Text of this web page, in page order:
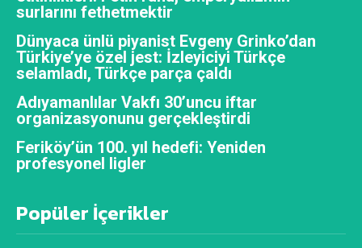
surlarını fethetmektir
Dünyaca ünlü piyanist Evgeny Grinko’dan
Türkiye’ye özel jest: İzleyiciyi Türkçe
selamladı, Türkçe parça çaldı
Adıyamanlılar Vakfı 30’uncu iftar
organizasyonunu gerçekleştirdi
Feriköy’ün 100. yıl hedefi: Yeniden
profesyonel ligler
Popüler İçerikler